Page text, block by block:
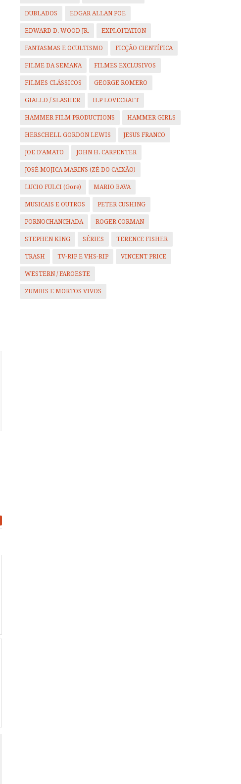
DUBLADOS EDGAR ALLAN POE
EDWARD D. WOOD JR. EXPLOITATION
FANTASMAS E OCULTISMO FICÇÃO CIENTÍFICA
FILME DA SEMANA FILMES EXCLUSIVOS
FILMES CLÁSSICOS GEORGE ROMERO
GIALLO / SLASHER H.P LOVECRAFT
HAMMER FILM PRODUCTIONS HAMMER GIRLS
HERSCHELL GORDON LEWIS JESUS FRANCO
JOE D'AMATO JOHN H. CARPENTER
JOSÉ MOJICA MARINS (ZÉ DO CAIXÃO)
LUCIO FULCI (Gore) MARIO BAVA
MUSICAIS E OUTROS PETER CUSHING
PORNOCHANCHADA ROGER CORMAN
STEPHEN KING SÉRIES TERENCE FISHER
TRASH TV-RIP E VHS-RIP VINCENT PRICE
WESTERN / FAROESTE
ZUMBIS E MORTOS VIVOS